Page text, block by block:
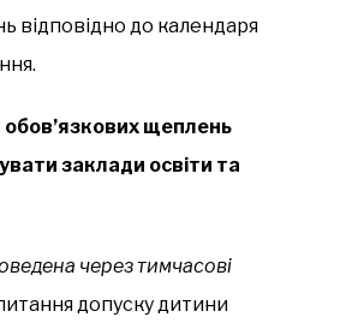
відповідно до календаря
щеплень
заклади освіти та
через тимчасові
допуску дитини